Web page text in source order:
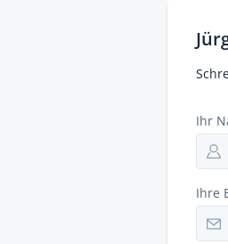
Ihr
Ihre